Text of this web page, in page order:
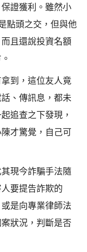
證獲利。雖然小
點頭之交，但與他
且還說投資名額
到，這位友人竟
、傳訊息，都未
追查之下發現，
才驚覺，自己可
現今詐騙手法隨
要提告詐欺的
是向專業律師法
狀況，判斷是否